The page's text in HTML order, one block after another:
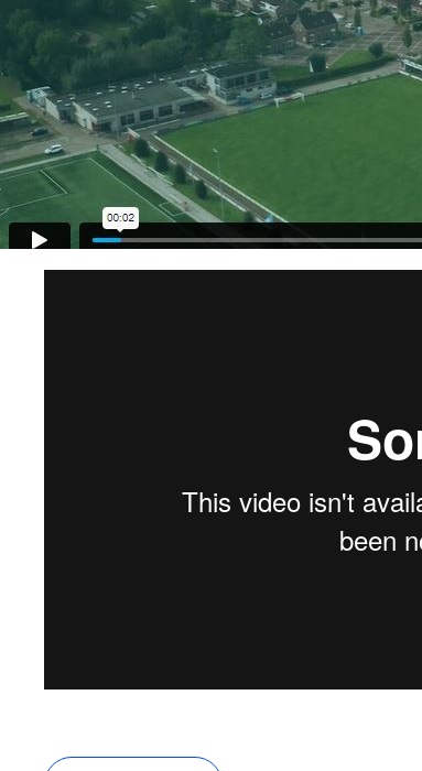
Een mooie samenwerking
gestart. Deze
Bekijk de video over de start van de